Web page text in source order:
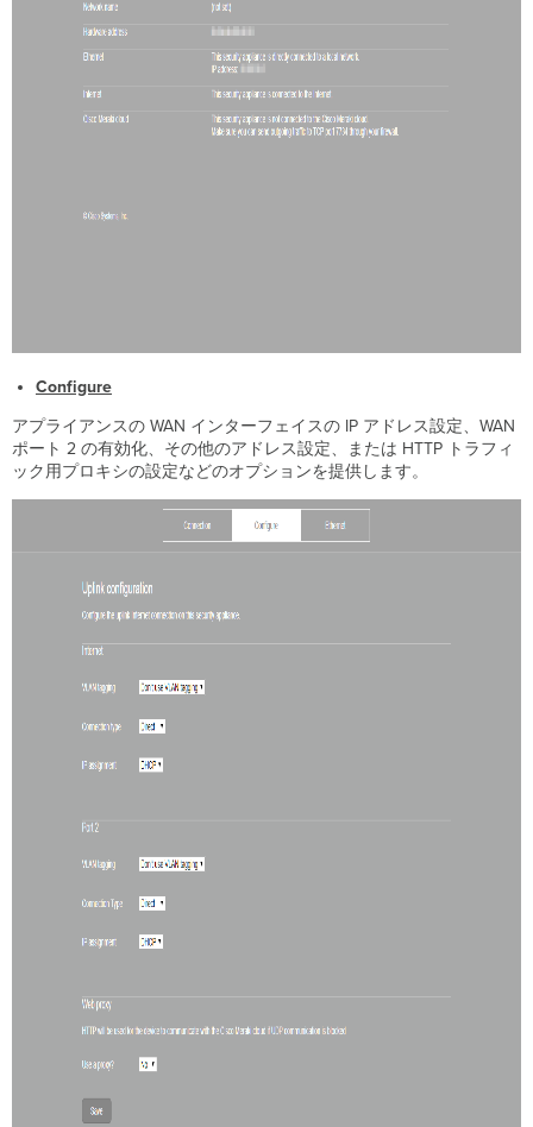
Configure
アプライアンスの WAN インターフェイスの IP アドレス設定、WAN
ポート 2 の有効化、その他のアドレス設定、または HTTP トラフィ
ック用プロキシの設定などのオプションを提供します。